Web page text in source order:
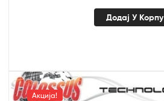
је
је:
Додај У Корпу
Акција!